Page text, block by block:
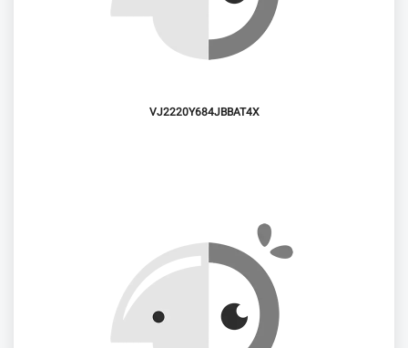
VJ2220Y684JBBAT4X